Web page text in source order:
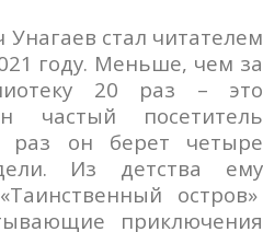
стал читателем
году. Меньше, чем за
20 раз – это
частый посетитель
раз он берет четыре
Из детства ему
остров»
приключения